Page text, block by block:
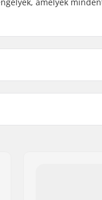
Freestyle BMX
Rear